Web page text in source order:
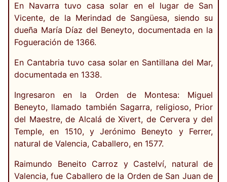
En Navarra tuvo casa solar en el lugar de San
Vicente, de la Merindad de Sangüesa, siendo su
dueña María Díaz del Beneyto, documentada en la
Fogueración de 1366.
En Cantabria tuvo casa solar en Santillana del Mar,
documentada en 1338.
Ingresaron en la Orden de Montesa: Miguel
Beneyto, llamado también Sagarra, religioso, Prior
del Maestre, de Alcalá de Xivert, de Cervera y del
Temple, en 1510, y Jerónimo Beneyto y Ferrer,
natural de Valencia, Caballero, en 1577.
Raimundo Beneito Carroz y Castelví, natural de
Valencia, fue Caballero de la Orden de San Juan de